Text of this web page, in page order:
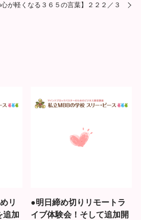
が軽くなる３６５の言葉】２２２／３
リ
追加
●明日締め切りリモートラ
イブ体験会！そして追加開